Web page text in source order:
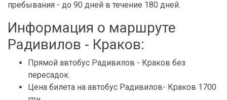
пребывания - до 90 дней в течение 180 дней.
Информация о маршруте
Радивилов - Краков:
Прямой автобус Радивилов - Краков без
пересадок.
Цена билета на автобус Радивилов- Краков 1700